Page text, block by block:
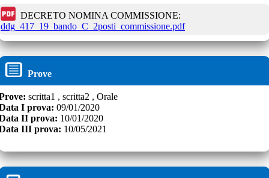
DECRETO NOMINA COMMISSIONE:
ddg_417_19_bando_C_2posti_commissione.pdf
Prove
scritta1 , scritta2 , Orale
I prova: 09/01/2020
II prova: 10/01/2020
III prova: 10/05/2021